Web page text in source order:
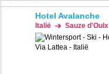
Hotel Avalanche
Italië Sauze d'Oulx